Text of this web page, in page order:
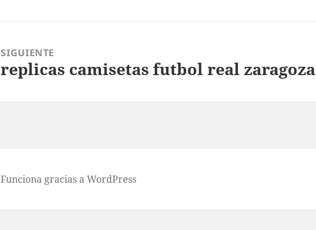
SIGUIENTE
Entrada
replicas camisetas futbol real zaragoza
Funciona gracias a WordPress